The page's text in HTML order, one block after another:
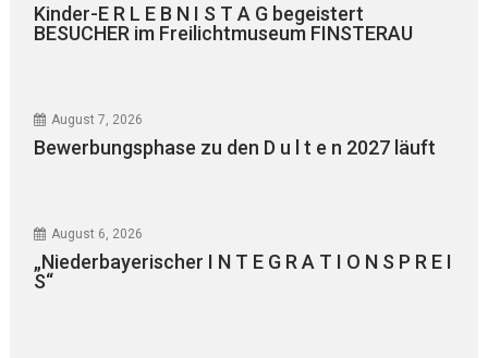
Kinder-E R L E B N I S T A G begeistert
BESUCHER im Freilichtmuseum FINSTERAU
August 7, 2026
Bewerbungsphase zu den D u l t e n 2027 läuft
August 6, 2026
„Niederbayerischer I N T E G R A T I O N S P R E I
S“